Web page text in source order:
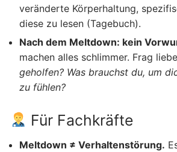
veränderte Körperhaltung,
diese zu lesen (Tagebuch).
Nach dem Meltdown: kein
machen alles schlimmer. Frag
geholfen? Was brauchst du, um
zu fühlen?
Für Fachkräfte
Meltdown ≠ Verhaltenstörung.